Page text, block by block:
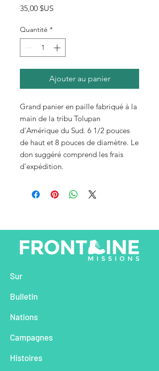
35,00 $US
Quantité *
Ajouter au panier
Grand panier en paille fabriqué à la
main de la tribu Tolupan
d'Amérique du Sud. 6 1/2 pouces
de haut et 8 pouces de diamètre. Le
don suggéré comprend les frais
d'expédition.
Sur
Bulletin
Nations
Campagnes
Histoires